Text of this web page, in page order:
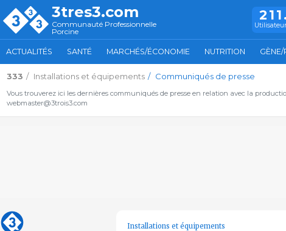
3tres3.com
Communauté Professionnelle
Porcine
ACTUALITÉS SANTÉ MARCHÉS/ÉCONOMIE NUTRITION
333 Installations et équipements Communiqués de presse
Vous trouverez ici les dernières communiqués de presse en relation avec la
webmaster@3trois3.com
Installations et équipements